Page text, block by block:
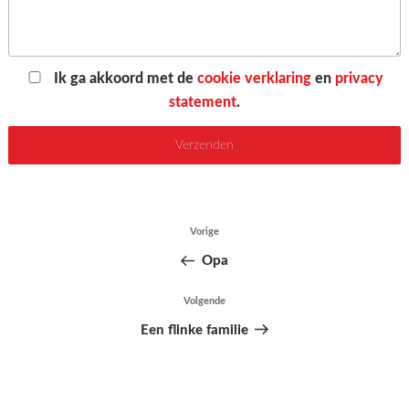
Ik ga akkoord met decookie verklaring en privacy
statement.
Vorig
bericht
Vorige
Opa
Volgend
bericht
Volgende
Een flinke familie